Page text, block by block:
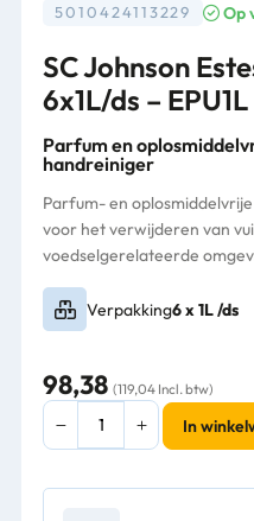
5010424113229 Op
SC Johnson
6x1L/ds – EPU1L
Parfum en
handreiniger
Parfum- en
voor het verwijderen van
voedselgerelateerde
Verpakking6 x 1L /ds
98,38 (119,04 Incl. btw)
SC
Johnson
FX™
In